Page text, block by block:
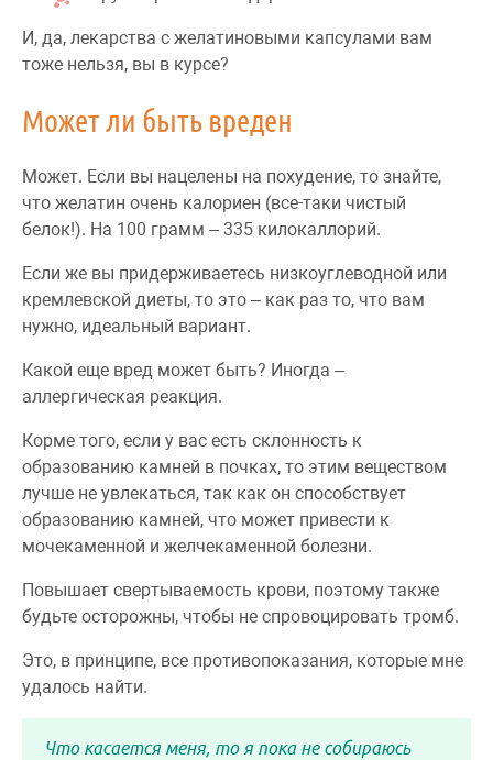
И, да, лекарства с желатиновыми капсулами вам
тоже нельзя, вы в курсе?
Может ли быть вреден
Может. Если вы нацелены на похудение, то знайте,
что желатин очень калориен (все-таки чистый
белок!). На 100 грамм – 335 килокаллорий.
Если же вы придерживаетесь низкоуглеводной или
кремлевской диеты, то это – как раз то, что вам
нужно, идеальный вариант.
Какой еще вред может быть? Иногда –
аллергическая реакция.
Корме того, если у вас есть склонность к
образованию камней в почках, то этим веществом
лучше не увлекаться, так как он способствует
образованию камней, что может привести к
мочекаменной и желчекаменной болезни.
Повышает свертываемость крови, поэтому также
будьте осторожны, чтобы не спровоцировать тромб.
Это, в принципе, все противопоказания, которые мне
удалось найти.
Что касается меня, то я пока не собираюсь